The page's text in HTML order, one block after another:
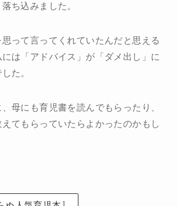
ち込みました。
って言ってくれていたんだと思える
は「アドバイス」が「ダメ出し」に
た。
母にも育児書を読んでもらったり、
てもらっていたらよかったのかもし